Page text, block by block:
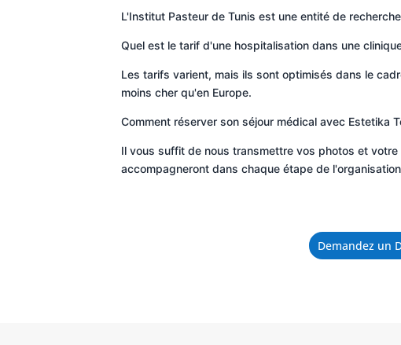
L'Institut Pasteur de Tunis est une entité de
Quel est le tarif d'une hospitalisation dans une
Les tarifs varient, mais ils sont optimisés dans le
moins cher qu'en Europe.
Comment réserver son séjour médical avec Estetika
Il vous suffit de nous transmettre vos photos et
accompagneront dans chaque étape de
Demandez un